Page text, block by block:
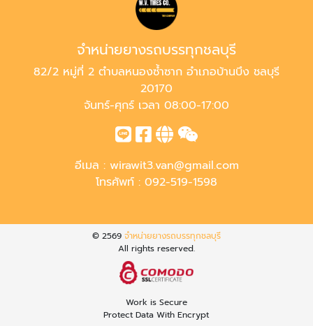
จำหน่ายยางรถบรรทุกชลบุรี
82/2 หมู่ที่ 2 ตำบลหนองซ้ำซาก อำเภอบ้านบึง ชลบุรี
20170
จันทร์-ศุกร์ เวลา 08:00-17:00
อีเมล : wirawit3.van@gmail.com
โทรศัพท์ : 092-519-1598
© 2569 จำหน่ายยางรถบรรทุกชลบุรี
All rights reserved.
Work is Secure
Protect Data With Encrypt